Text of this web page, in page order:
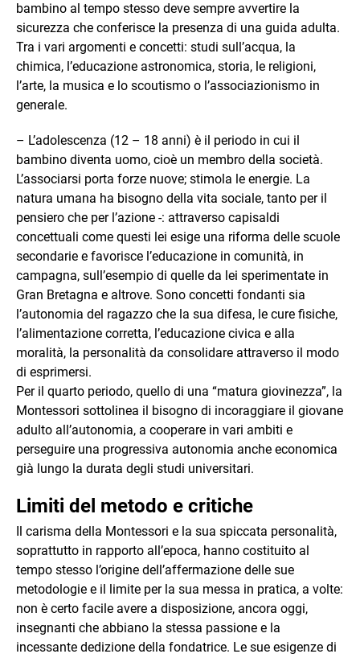
bambino al tempo stesso deve sempre avvertire la
sicurezza che conferisce la presenza di una guida adulta.
Tra i vari argomenti e concetti: studi sull’acqua, la
chimica, l’educazione astronomica, storia, le religioni,
l’arte, la musica e lo scoutismo o l’associazionismo in
generale.
– L’adolescenza (12 – 18 anni) è il periodo in cui il
bambino diventa uomo, cioè un membro della società.
L’associarsi porta forze nuove; stimola le energie. La
natura umana ha bisogno della vita sociale, tanto per il
pensiero che per l’azione -: attraverso capisaldi
concettuali come questi lei esige una riforma delle scuole
secondarie e favorisce l’educazione in comunità, in
campagna, sull’esempio di quelle da lei sperimentate in
Gran Bretagna e altrove. Sono concetti fondanti sia
l’autonomia del ragazzo che la sua difesa, le cure fisiche,
l’alimentazione corretta, l’educazione civica e alla
moralità, la personalità da consolidare attraverso il modo
di esprimersi.
Per il quarto periodo, quello di una “matura giovinezza”, la
Montessori sottolinea il bisogno di incoraggiare il giovane
adulto all’autonomia, a cooperare in vari ambiti e
perseguire una progressiva autonomia anche economica
già lungo la durata degli studi universitari.
Limiti del metodo e critiche
Il carisma della Montessori e la sua spiccata personalità,
soprattutto in rapporto all’epoca, hanno costituito al
tempo stesso l’origine dell’affermazione delle sue
metodologie e il limite per la sua messa in pratica, a volte:
non è certo facile avere a disposizione, ancora oggi,
insegnanti che abbiano la stessa passione e la
incessante dedizione della fondatrice. Le sue esigenze di